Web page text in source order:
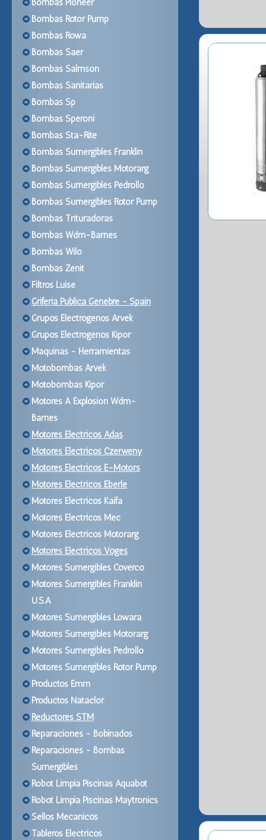
Bombas Pioneer
Bombas Rotor Pump
Bombas Rowa
Bombas Saer
Bombas Salmson
Bombas Sanitarias
Bombas Sp
Bombas Speroni
Bombas Sta-Rite
Bombas Sumergibles Franklin
Bombas Sumergibles Motorarg
Bombas Sumergibles Pedrollo
Bombas Sumergibles Rotor Pump
Bombas Trituradoras
Bombas Wdm-Barnes
Bombas Wilo
Bombas Zenit
Filtros Luise
Griferia Publica Genebre - Spain
Grupos Electrogenos Arvek
Grupos Electrogenos Kipor
Maquinas - Herramientas
Motobombas Arvek
Motobombas Kipor
Motores A Explosion Wdm-
Barnes
Motores Electricos Adas
Motores Electricos Czerweny
Motores Electricos E-Motors
Motores Electricos Eberle
Motores Electricos Kaifa
Motores Electricos Mec
Motores Electricos Motorarg
Motores Electricos Voges
Motores Sumergibles Coverco
Motores Sumergibles Franklin
U.S.A
Motores Sumergibles Lowara
Motores Sumergibles Motorarg
Motores Sumergibles Pedrollo
Motores Sumergibles Rotor Pump
Productos Emm
Productos Nataclor
Reductores STM
Reparaciones - Bobinados
Reparaciones - Bombas
Sumergibles
Robot Limpia Piscinas Aquabot
Robot Limpia Piscinas Maytronics
Sellos Mecanicos
Tableros Electricos